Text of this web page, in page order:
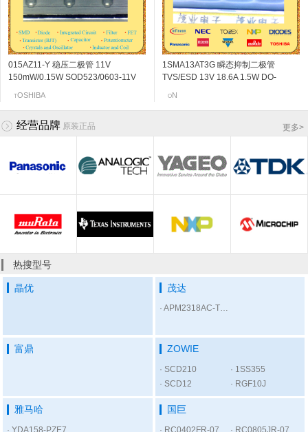
015AZ11-Y 稳压二极管 11V
150mW/0.15W SOD523/0603-11V
TOSHIBA
1SMA13AT3G 瞬态抑制二极管
TVS/ESD 13V 18.6A 1.5W DO-
ON
BF776 NPN三极管 13V 50mA 46Ghz
180 SOT-343 marking/标记 R3s 高性
INFINEON
2SC5108-Y NPN三极管 20V 30mA
6Ghz 120~240 SOT-523/SSM
TOSHIBA
ZHCS400TA 肖特基二极管 40V
400mA/0.4A 400mV/0.4V
ZETEX
ZHCS500TA 肖特基二极管 40V
500mA/0.5A 550mV/0.55V SOT-
ZETEX
2SK210-GR N沟道结型场效应管 18v
6~14mA SOT-23 marking/标记 YG
TOSHIBA
2SK3230 N沟道结型场效应管 20v
0.06~0.11mA SOT-523 marking/标记
NEC
更多>
经营品牌 原装正品
热搜型号
晶优 茂达
APM2318AC-TRL
富鼎 ZOWIE
SCD210
1SS355
SCD12
RGF10J
雅马哈
YDA158-PZE7
国巨
RC0402FR-07300RL
RC0805JR-075K6L